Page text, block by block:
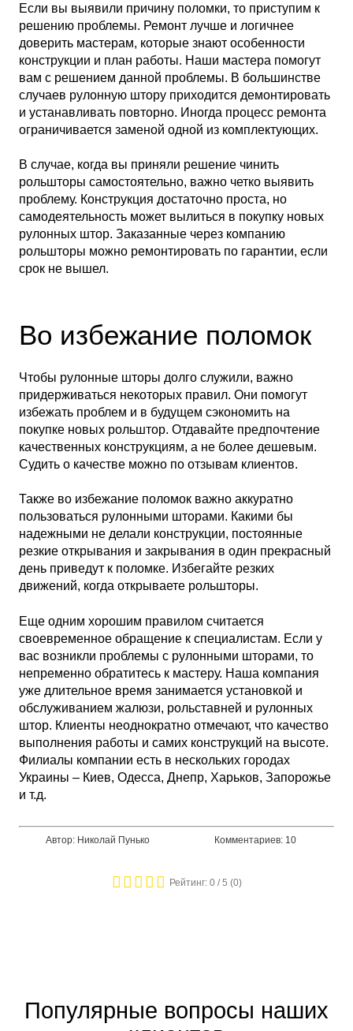
Если вы выявили причину поломки, то приступим к
решению проблемы. Ремонт лучше и логичнее
доверить мастерам, которые знают особенности
конструкции и план работы. Наши мастера помогут
вам с решением данной проблемы. В большинстве
случаев рулонную штору приходится демонтировать
и устанавливать повторно. Иногда процесс ремонта
ограничивается заменой одной из комплектующих.
В случае, когда вы приняли решение чинить
рольшторы самостоятельно, важно четко выявить
проблему. Конструкция достаточно проста, но
самодеятельность может вылиться в покупку новых
рулонных штор. Заказанные через компанию
рольшторы можно ремонтировать по гарантии, если
срок не вышел.
Во избежание поломок
Чтобы рулонные шторы долго служили, важно
придерживаться некоторых правил. Они помогут
избежать проблем и в будущем сэкономить на
покупке новых рольштор. Отдавайте предпочтение
качественных конструкциям, а не более дешевым.
Судить о качестве можно по отзывам клиентов.
Также во избежание поломок важно аккуратно
пользоваться рулонными шторами. Какими бы
надежными не делали конструкции, постоянные
резкие открывания и закрывания в один прекрасный
день приведут к поломке. Избегайте резких
движений, когда открываете рольшторы.
Еще одним хорошим правилом считается
своевременное обращение к специалистам. Если у
вас возникли проблемы с рулонными шторами, то
непременно обратитесь к мастеру. Наша компания
уже длительное время занимается установкой и
обслуживанием жалюзи, рольставней и рулонных
штор. Клиенты неоднократно отмечают, что качество
выполнения работы и самих конструкций на высоте.
Филиалы компании есть в нескольких городах
Украины – Киев, Одесса, Днепр, Харьков, Запорожье
и т.д.
Автор: Николай Пунько Комментариев: 10
Рейтинг: 0/ 5 (0)
Популярные вопросы наших